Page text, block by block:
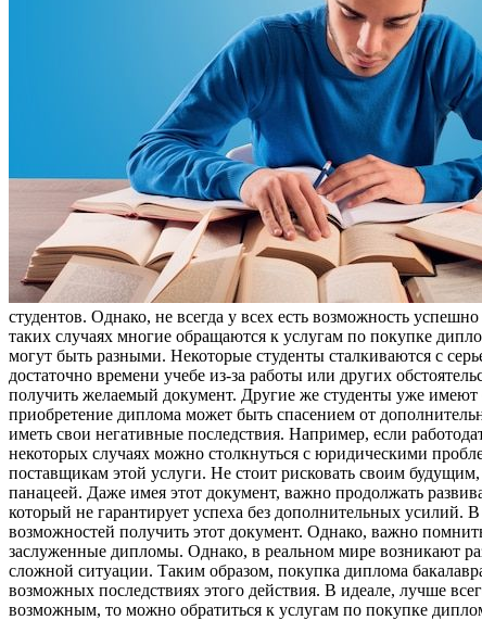
студентов. Однако, не всегда у всех есть возможность
таких случаях многие обращаются к услугам по покупке
могут быть разными. Некоторые студенты сталкиваются с
достаточно времени учебе из-за работы или других
получить желаемый документ. Другие же студенты уже
приобретение диплома может быть спасением от
иметь свои негативные последствия. Например, если
некоторых случаях можно столкнуться с юридическими
поставщикам этой услуги. Не стоит рисковать своим
панацеей. Даже имея этот документ, важно продолжать
который не гарантирует успеха без дополнительных усилий.
возможностей получить этот документ. Однако, важно
заслуженные дипломы. Однако, в реальном мире возникают
сложной ситуации. Таким образом, покупка диплома
возможных последствиях этого действия. В идеале, лучше
возможным, то можно обратиться к услугам по покупке